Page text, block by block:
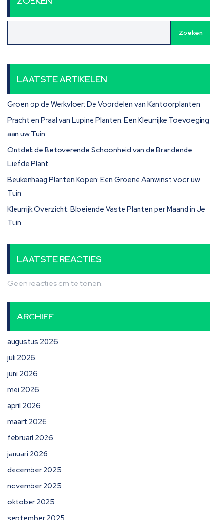
Zoeken
LAATSTE ARTIKELEN
Groen op de Werkvloer: De Voordelen van Kantoorplanten
Pracht en Praal van Lupine Planten: Een Kleurrijke Toevoeging
aan uw Tuin
Ontdek de Betoverende Schoonheid van de Brandende
Liefde Plant
Beukenhaag Planten Kopen: Een Groene Aanwinst voor uw
Tuin
Kleurrijk Overzicht: Bloeiende Vaste Planten per Maand in Je
Tuin
LAATSTE REACTIES
Geen reacties om te tonen.
ARCHIEF
augustus 2026
juli 2026
juni 2026
mei 2026
april 2026
maart 2026
februari 2026
januari 2026
december 2025
november 2025
oktober 2025
september 2025